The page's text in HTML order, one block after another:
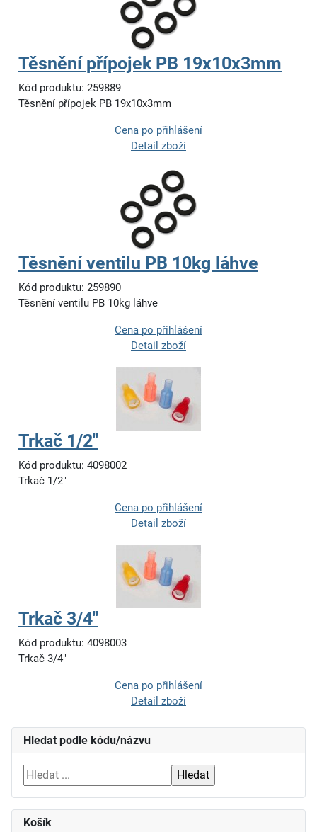
Hledat podle kódu/názvu
Košík
Těsnění přípojek PB 19x10x3mm
Kód produktu: 259889
Těsnění přípojek PB 19x10x3mm
Cena po přihlášení
Detail zboží
Těsnění ventilu PB 10kg láhve
Kód produktu: 259890
Těsnění ventilu PB 10kg láhve
Cena po přihlášení
Detail zboží
Trkač 1/2"
Kód produktu: 4098002
Trkač 1/2"
Cena po přihlášení
Detail zboží
Trkač 3/4"
Kód produktu: 4098003
Trkač 3/4"
Cena po přihlášení
Detail zboží